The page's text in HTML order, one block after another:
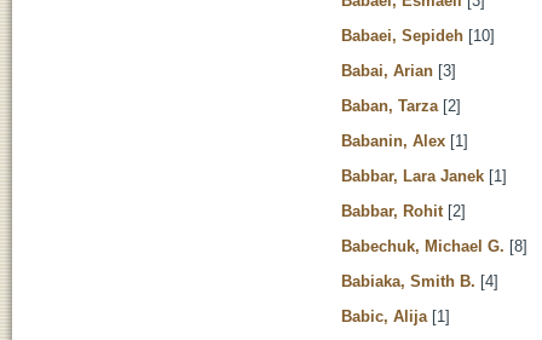
Babaei, Sepideh [10]
Babai, Arian [3]
Baban, Tarza [2]
Babanin, Alex [1]
Babbar, Lara Janek [1]
Babbar, Rohit [2]
Babechuk, Michael G. [8]
Babiaka, Smith B. [4]
Babic, Alija [1]